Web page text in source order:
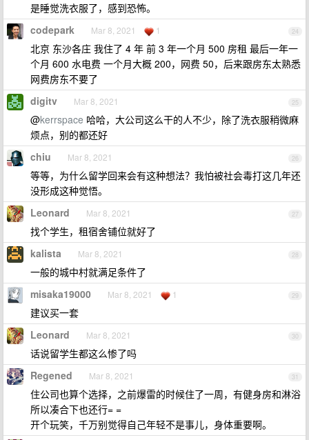
是睡觉洗衣服了，感到恐怖。
24
codepark Mar 8, 2021 1
北京 东沙各庄 我住了 4 年 前 3 年一个月 500 房租 最后一年一
个月 600 水电费 一个月大概 200，网费 50，后来跟房东太熟悉
网费房东不要了
25
digitv Mar 8, 2021
@kerrspace 哈哈，大公司这么干的人不少，除了洗衣服稍微麻
烦点，别的都还好
26
chiu Mar 8, 2021
等等，为什么留学回来会有这种想法？我怕被社会毒打这几年还
没形成这种觉悟。
27
Leonard Mar 8, 2021
找个学生，租宿舍铺位就好了
28
kalista Mar 8, 2021
一般的城中村就满足条件了
29
misaka19000 Mar 8, 2021 1
建议买一套
30
Leonard Mar 8, 2021
话说留学生都这么惨了吗
31
Regened Mar 8, 2021
住公司也算个选择，之前爆雷的时候住了一周，有健身房和淋浴
所以凑合下也还行= =
开个玩笑，千万别觉得自己年轻不是事儿，身体重要啊。